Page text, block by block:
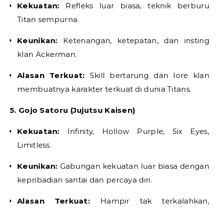
Kekuatan: Refleks luar biasa, teknik berburu
Titan sempurna.
Keunikan: Ketenangan, ketepatan, dan insting
klan Ackerman.
Alasan Terkuat: Skill bertarung dan lore klan
membuatnya karakter terkuat di dunia Titans.
5. Gojo Satoru (Jujutsu Kaisen)
Kekuatan: Infinity, Hollow Purple, Six Eyes,
Limitless.
Keunikan: Gabungan kekuatan luar biasa dengan
kepribadian santai dan percaya diri.
Alasan Terkuat: Hampir tak terkalahkan,